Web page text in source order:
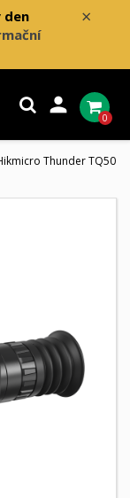
×
den

0
Thunder TQ50